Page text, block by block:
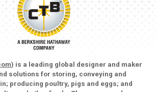
) is a leading global designer and maker
solutions for storing, conveying and
producing poultry, pigs and eggs; and